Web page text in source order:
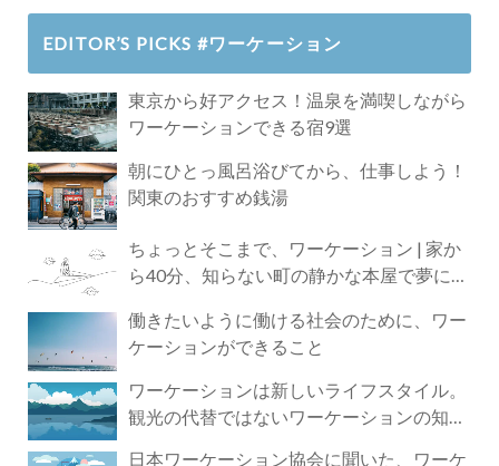
EDITOR’S PICKS #ワーケーション
東京から好アクセス！温泉を満喫しながら
ワーケーションできる宿9選
朝にひとっ風呂浴びてから、仕事しよう！
関東のおすすめ銭湯
ちょっとそこまで、ワーケーション | 家か
ら40分、知らない町の静かな本屋で夢に近
働きたいように働ける社会のために、ワー
ケーションができること
ワーケーションは新しいライフスタイル。
観光の代替ではないワーケーションの知ら
日本ワーケーション協会に聞いた、ワーケ